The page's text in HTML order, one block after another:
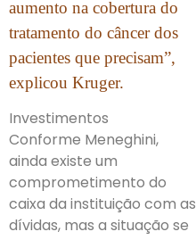
aumento na cobertura do
tratamento do câncer dos
pacientes que precisam”,
explicou Kruger.
Investimentos
Conforme Meneghini,
ainda existe um
comprometimento do
caixa da instituição com as
dívidas, mas a situação se